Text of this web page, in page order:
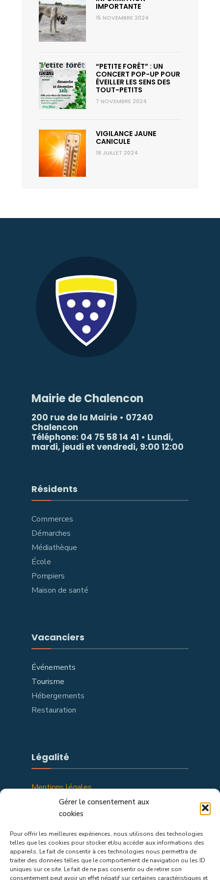
Gérer le consentement aux
cookies
Pour offrir les meilleures expériences, nous utilisons des technologies
telles que les cookies pour stocker et/ou accéder aux informations des
appareils. Le fait de consentir à ces technologies nous permettra de
traiter des données telles que le comportement de navigation ou les ID
uniques sur ce site. Le fait de ne pas consentir ou de retirer son
consentement peut avoir un effet négatif sur certaines caractéristiques et
Vendredi 35°
IMPORTANTE
15 NOVEMBRE 2024
“PETITE FORÊT” : UN
CONCERT POP-UP POUR
ÉVEILLER LES SENS DES
TOUT-PETITS
7 NOVEMBRE 2024
VIGILANCE JAUNE
CANICULE
18 JUILLET 2024
Mairie de Chalencon
200 rue de la Mairie • 07240
Chalencon
Téléphone: 04 75 58 14 41 • Lundi,
mardi, jeudi et vendredi, 9:00 12:00
Résidents
Commerces
Démarches
Médiathèque
École
Pompiers
Maison de santé
Vacanciers
Événements
Tourisme
Hébergements
Restauration
Légalité
Mentions légales
Politique de confidentialité